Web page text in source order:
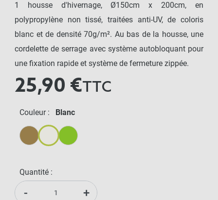
1 housse d'hivernage, Ø150cm x 200cm, en
polypropylène non tissé, traitées anti-UV, de coloris
blanc et de densité 70g/m². Au bas de la housse, une
cordelette de serrage avec système autobloquant pour
une fixation rapide et système de fermeture zippée.
25,90 €TTC
Couleur : Blanc
Quantité :
- +